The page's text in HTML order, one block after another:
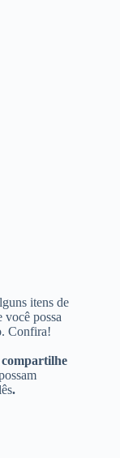
itens de
você possa
Confira!
compartilhe
.